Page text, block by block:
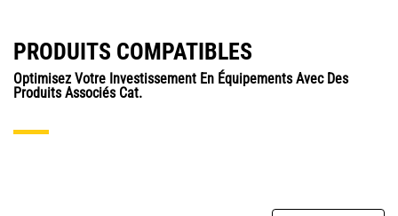
PRODUITS COMPATIBLES
Optimisez Votre Investissement En Équipements Avec Des
Produits Associés Cat.